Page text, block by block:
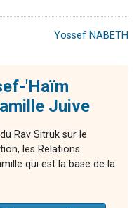
Yossef NABETH
'Haïm
Juive
Rav Sitruk sur le
les Relations
qui est la base de la